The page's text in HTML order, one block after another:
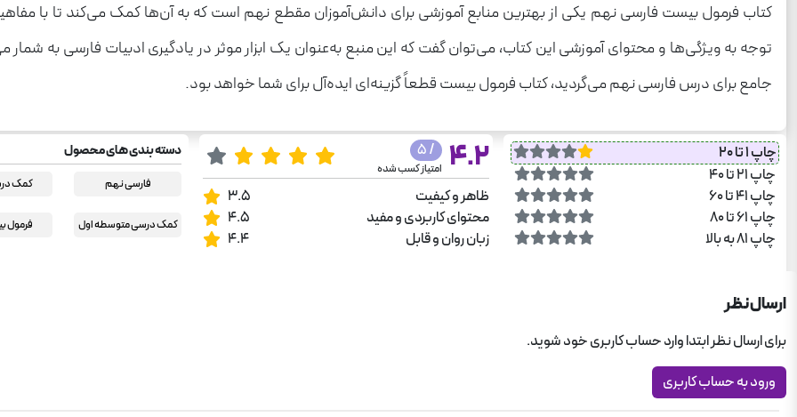
کتاب فرمول بیست فارسی نهم یکی از بهترین منابع آموزشی برای دانش‌آموزان مقطع نهم است که به آن‌ها کمک می‌کند تا با
توجه به ویژگی‌ها و محتوای آموزشی این کتاب، می‌توان گفت که این منبع به‌عنوان یک ابزار موثر در یادگیری ادبیات فارسی به
جامع برای درس فارسی نهم می‌گردید، کتاب فرمول بیست قطعاً گزینه‌ای ایده‌آل برای شما خواهد بود.
چاپ 1 تا 20
چاپ 21 تا 40
چاپ 41 تا 60
چاپ 61 تا 80
چاپ 81 به بالا
4.2
/ 5
امتیاز کسب شده
ظاهر و کیفیت
3.5
محتوای کاربردی و مفید
4.5
زبان روان و قابل
4.4
دسته بندی های محصول
فارسی نهم کمک
کمک درسی متوسطه اول فرمول
ارسال نظر
برای ارسال نظر ابتدا وارد حساب کاربری خود شوید.
ورود به حساب کاربری